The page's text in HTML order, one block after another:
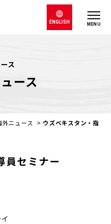
MENU
ENGLISH
ス
ース
外ニュース > ウズベキスタン・指
員セミナー